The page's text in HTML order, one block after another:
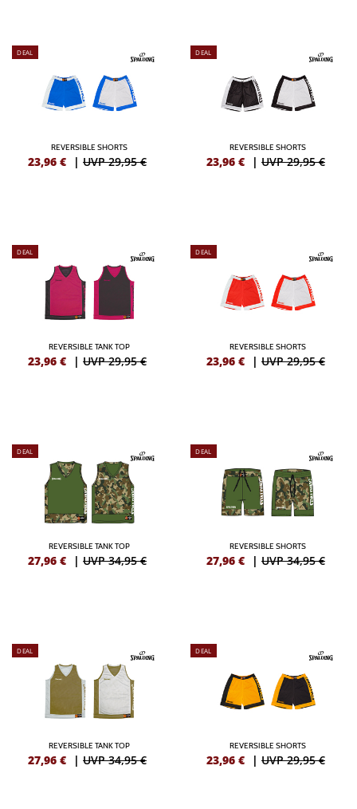
DEAL
REVERSIBLE SHORTS
23,96 € | UVP 29,95 €
DEAL
REVERSIBLE SHORTS
23,96 € | UVP 29,95 €
DEAL
REVERSIBLE TANK TOP
23,96 € | UVP 29,95 €
DEAL
REVERSIBLE SHORTS
23,96 € | UVP 29,95 €
DEAL
REVERSIBLE TANK TOP
27,96 € | UVP 34,95 €
DEAL
REVERSIBLE SHORTS
27,96 € | UVP 34,95 €
DEAL
REVERSIBLE TANK TOP
27,96 € | UVP 34,95 €
DEAL
REVERSIBLE SHORTS
23,96 € | UVP 29,95 €